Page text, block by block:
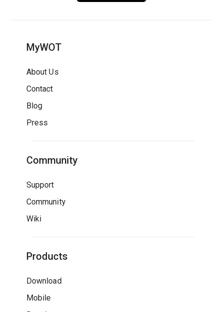
MyWOT
About Us
Contact
Blog
Press
Community
Support
Community
Wiki
Products
Download
Mobile